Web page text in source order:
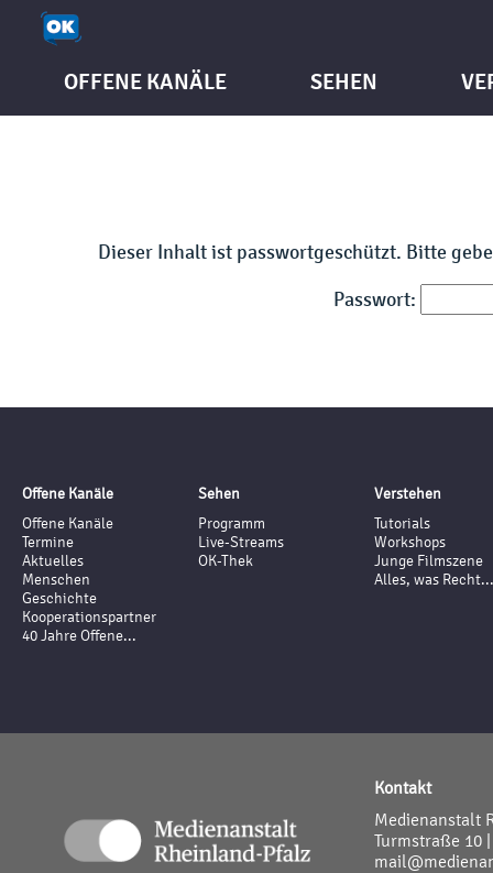
OFFENE KANÄLE SEHEN
Dieser Inhalt ist passwortgeschützt. Bitte
Passwort:
Offene Kanäle
Offene Kanäle
Termine
Aktuelles
Menschen
Geschichte
Kooperationspartner
40 Jahre Offene...
Sehen
Programm
Live-Streams
OK-Thek
Verstehen
Tutorials
Workshops
Junge Filmszene
Alles, was Recht...
Kontakt
Medienanstalt
Turmstraße 10